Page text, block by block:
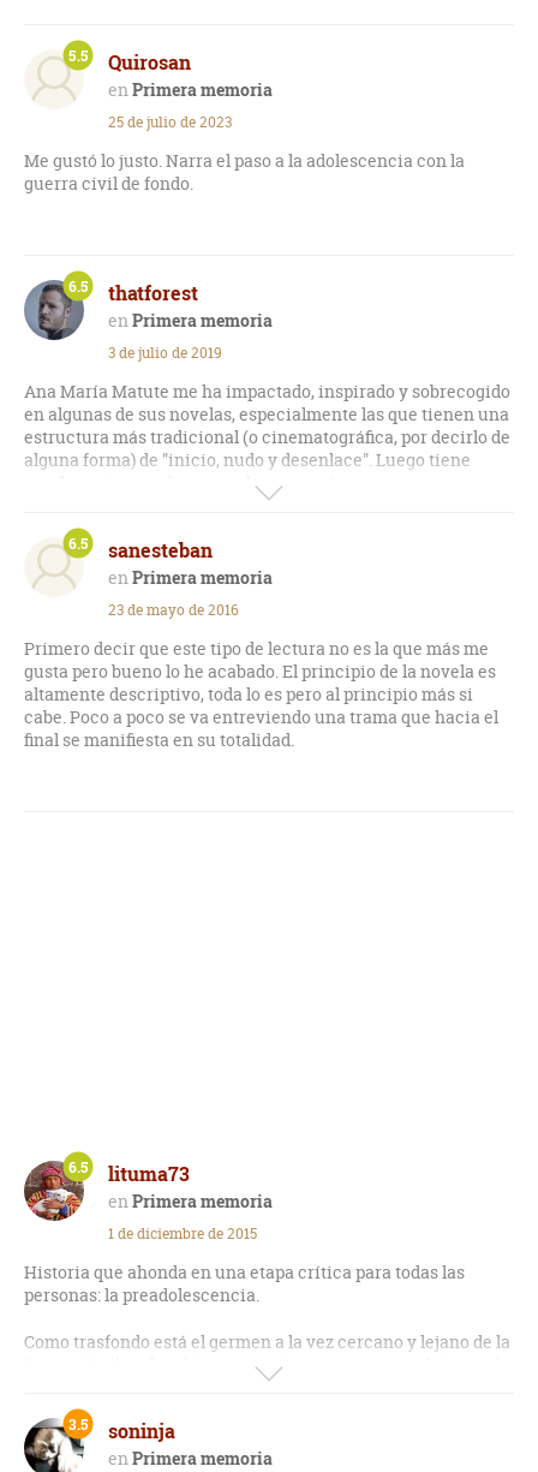
Quirosan
Primera memoria
5.5
25 de julio de 2023
Me gustó lo justo. Narra el paso a la adolescencia con la
guerra civil de fondo.
thatforest
Primera memoria
6.5
3 de julio de 2019
Ana María Matute me ha impactado, inspirado y sobrecogido
en algunas de sus novelas, especialmente las que tienen una
estructura más tradicional (o cinematográfica, por decirlo de
alguna forma) de "inicio, nudo y desenlace". Luego tiene
muchas otra novelas, como la que aquí nos ocupa, que se
enfocan más en la exploración interna de los personajes, y
sobre todo en la descripción de su entorno cotidiano: pasar,
no pasan muchas cosas. No obstante, aunque no alcance
cotas narrativas de intensidad y pura emoción por el devenir
de los acontecimientos, mantiene el interés gracias a todo
ese mundo interior de la autora, mezcla de realismo mágico y
dolor. Hay algunos párrafos que sí me convencen: los que
hablan del desencanto, del miedo a la realidad mezquina y
perturbada, de la búsqueda casi desesperada de un lugar
mágico por el que escapar de ese horrible -como a veces a mí
me gusta llamarlo- Mundo de los Humanos.
sanesteban
Primera memoria
6.5
23 de mayo de 2016
Primero decir que este tipo de lectura no es la que más me
gusta pero bueno lo he acabado. El principio de la novela es
altamente descriptivo, toda lo es pero al principio más si
cabe. Poco a poco se va entreviendo una trama que hacia el
final se manifiesta en su totalidad.
lituma73
Primera memoria
6.5
1 de diciembre de 2015
Historia que ahonda en una etapa crítica para todas las
personas: la preadolescencia.
Como trasfondo está el germen a la vez cercano y lejano de la
Guerra Civil; y el ambiente opresivo, cargante y asfixiante, de
un pueblecito de las islas Baleares.
Es el paso amargo en el que se toma conciencia de los odios,
de los rencores, y de los resquemores que brotan vivamente
soninja
Primera memoria
3.5